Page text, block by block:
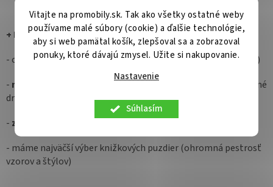
Vitajte na promobily.sk. Tak ako všetky ostatné weby
používame malé súbory (cookie) a ďalšie technológie,
aby si web pamätal košík, zlepšoval sa a zobrazoval
ponuky, ktoré dávajú zmysel. Užite si nakupovanie.
Nastavenie
Súhlasím
+ Plusy knižkových puzdier
- chráni Google Pixel 8Azo všetkých strán (vrátane displeja)
- má priehradky
na kreditné karty, vizitky, cestovné lístky a iné
drobnosti
- zaisťuje súkromie
(cez kryt nie je vidieť kto píše a volá)
- máme najväčší výber knižkových puzdier (ohromná pestrosť
vzorov a štýlov)